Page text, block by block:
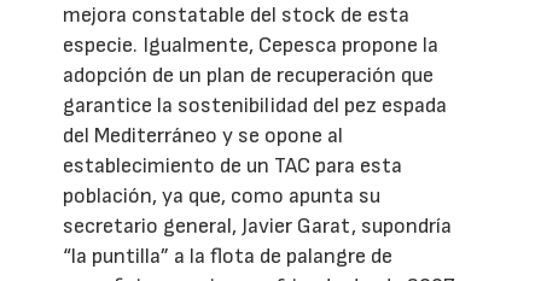
mejora constatable del stock de esta
especie. Igualmente, Cepesca propone la
adopción de un plan de recuperación que
garantice la sostenibilidad del pez espada
del Mediterráneo y se opone al
establecimiento de un TAC para esta
población, ya que, como apunta su
secretario general, Javier Garat, supondría
“la puntilla” a la flota de palangre de